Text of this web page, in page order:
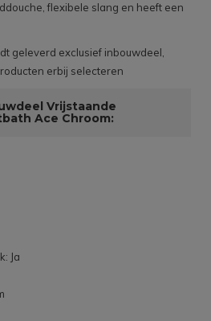
flexibele slang en heeft een
geleverd exclusief inbouwdeel,
erbij selecteren
Vrijstaande
Ace Chroom:
Ja